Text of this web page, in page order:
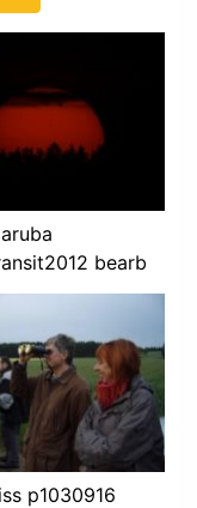
bearb
p1030916